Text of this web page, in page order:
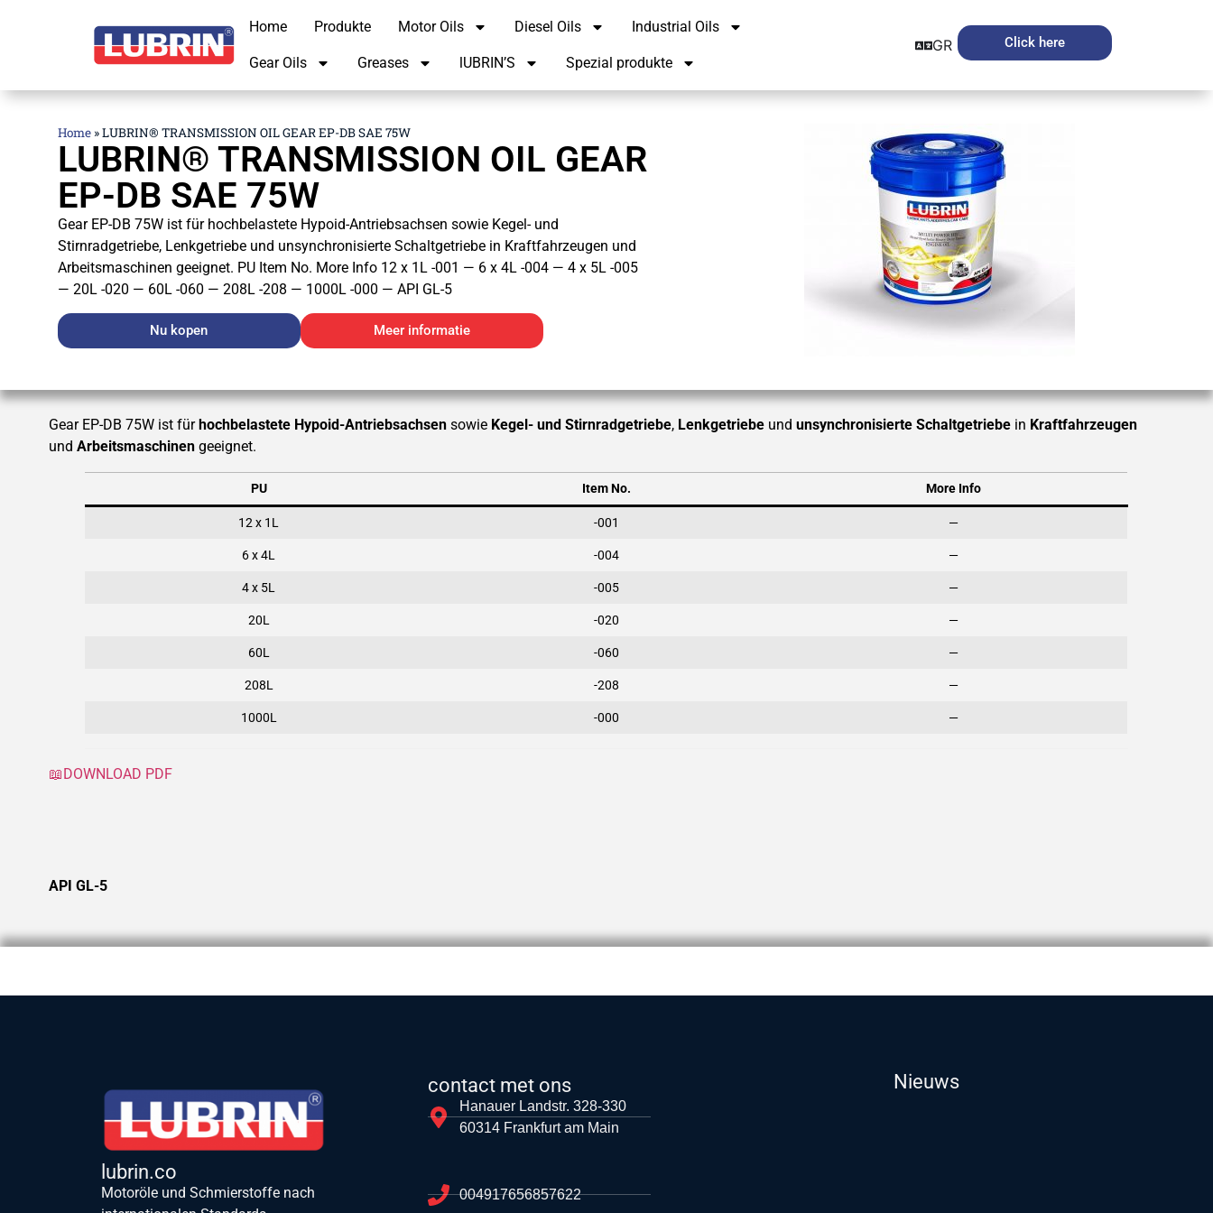
Home Produkte Motor Oils Diesel Oils Industrial Oils
Gear Oils Greases lUBRIN’S Spezial produkte
Click here
GR
Home»LUBRIN® TRANSMISSION OIL GEAR EP-DB SAE 75W
LUBRIN® TRANSMISSION OIL GEAR
EP-DB SAE 75W
Gear EP-DB 75W ist für hochbelastete Hypoid-Antriebsachsen sowie Kegel- und
Stirnradgetriebe, Lenkgetriebe und unsynchronisierte Schaltgetriebe in Kraftfahrzeugen und
Arbeitsmaschinen geeignet. PU Item No. More Info 12 x 1L -001 — 6 x 4L -004 — 4 x 5L -005
— 20L -020 — 60L -060 — 208L -208 — 1000L -000 — API GL-5
Nu kopen Meer informatie
Gear EP-DB 75W ist fürhochbelastete Hypoid-Antriebsachsensowie Kegel- und Stirnradgetriebe, Lenkgetriebeund unsynchronisierte Schaltgetriebein Kraftfahrzeugen
und Arbeitsmaschinengeeignet.
PU Item No. More Info
12 x 1L -001 —
6 x 4L -004 —
4 x 5L -005 —
20L -020 —
60L -060 —
208L -208 —
1000L -000 —
📖DOWNLOAD PDF
API GL-5
lubrin.co
Motoröle und Schmierstoffe nach
contact met ons
Hanauer Landstr. 328-330
60314 Frankfurt am Main
004917656857622
Nieuws